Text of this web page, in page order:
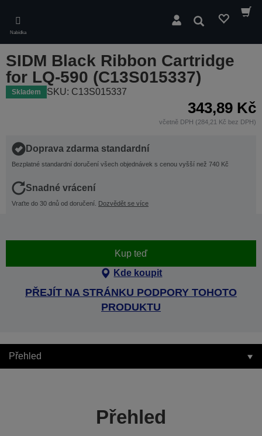
main
content
Nabídka
Hledat
SIDM Black Ribbon Cartridge
for LQ-590 (C13S015337)
Skladem SKU: C13S015337
343,89 Kč
včetně DPH (284,21 Kč bez DPH)
Doprava zdarma standardní
Bezplatné standardní doručení všech objednávek s cenou vyšší než 740 Kč
Snadné vrácení
Vraťte do 30 dnů od doručení. Dozvědět se více
Kup teď
Kde koupit
PŘEJÍT NA STRÁNKU PODPORY TOHOTO
PRODUKTU
Přehled
Přehled